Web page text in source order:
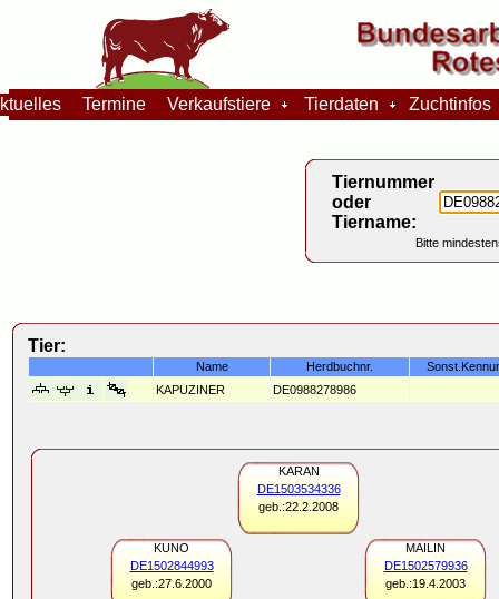
Termine Verkaufstiere Tierdaten Zuchtinfos
Tiernummer
oder
Tiername:
Bitte
Tier:
Name Herdbuchnr.
KAPUZINER
DE0988278986
KARAN
DE1503534336
geb.:22.2.2008
KUNO
DE1502844993
geb.:27.6.2000
MAILIN
DE1502579936
geb.:19.4.2003